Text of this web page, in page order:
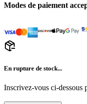
Modes de paiement
En rupture de stock...
Inscrivez-vous ci-dessous